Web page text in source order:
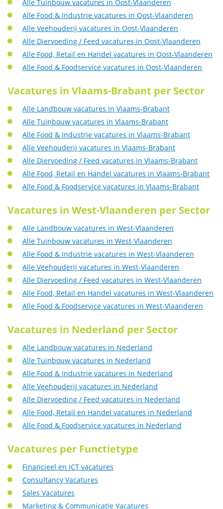
Alle Tuinbouw vacatures in Oost-Vlaanderen
Alle Food & Industrie vacatures in Oost-Vlaanderen
Alle Veehouderij vacatures in Oost-Vlaanderen
Alle Diervoeding / Feed vacatures in Oost-Vlaanderen
Alle Food, Retail en Handel vacatures in Oost-Vlaanderen
Alle Food & Foodservice vacatures in Oost-Vlaanderen
Vacatures in Vlaams-Brabant per Sector
Alle Landbouw vacatures in Vlaams-Brabant
Alle Tuinbouw vacatures in Vlaams-Brabant
Alle Food & Industrie vacatures in Vlaams-Brabant
Alle Veehouderij vacatures in Vlaams-Brabant
Alle Diervoeding / Feed vacatures in Vlaams-Brabant
Alle Food, Retail en Handel vacatures in Vlaams-Brabant
Alle Food & Foodservice vacatures in Vlaams-Brabant
Vacatures in West-Vlaanderen per Sector
Alle Landbouw vacatures in West-Vlaanderen
Alle Tuinbouw vacatures in West-Vlaanderen
Alle Food & Industrie vacatures in West-Vlaanderen
Alle Veehouderij vacatures in West-Vlaanderen
Alle Diervoeding / Feed vacatures in West-Vlaanderen
Alle Food, Retail en Handel vacatures in West-Vlaanderen
Alle Food & Foodservice vacatures in West-Vlaanderen
Vacatures in Nederland per Sector
Alle Landbouw vacatures in Nederland
Alle Tuinbouw vacatures in Nederland
Alle Food & Industrie vacatures in Nederland
Alle Veehouderij vacatures in Nederland
Alle Diervoeding / Feed vacatures in Nederland
Alle Food, Retail en Handel vacatures in Nederland
Alle Food & Foodservice vacatures in Nederland
Vacatures per Functietype
Financieel en ICT vacatures
Consultancy Vacatures
Sales Vacatures
Marketing & Communicatie Vacatures